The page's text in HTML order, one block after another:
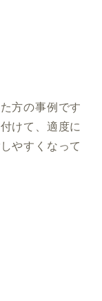
方の事例です
けて、適度に
やすくなって